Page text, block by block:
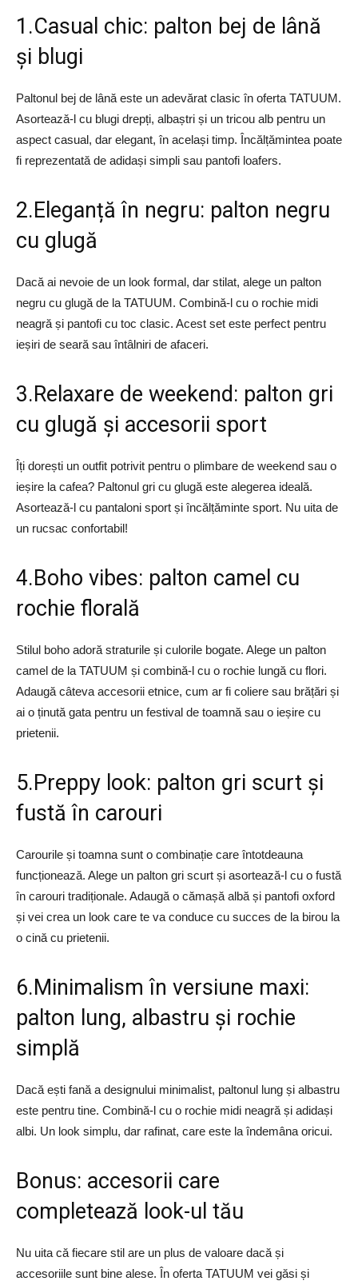
1.Casual chic: palton bej de lână
și blugi
Paltonul bej de lână este un adevărat clasic în oferta TATUUM.
Asortează-l cu blugi drepți, albaștri și un tricou alb pentru un
aspect casual, dar elegant, în același timp. Încălțămintea poate
fi reprezentată de adidași simpli sau pantofi loafers.
2.Eleganță în negru: palton negru
cu glugă
Dacă ai nevoie de un look formal, dar stilat, alege un palton
negru cu glugă de la TATUUM. Combină-l cu o rochie midi
neagră și pantofi cu toc clasic. Acest set este perfect pentru
ieșiri de seară sau întâlniri de afaceri.
3.Relaxare de weekend: palton gri
cu glugă și accesorii sport
Îți dorești un outfit potrivit pentru o plimbare de weekend sau o
ieșire la cafea? Paltonul gri cu glugă este alegerea ideală.
Asortează-l cu pantaloni sport și încălțăminte sport. Nu uita de
un rucsac confortabil!
4.Boho vibes: palton camel cu
rochie florală
Stilul boho adoră straturile și culorile bogate. Alege un palton
camel de la TATUUM și combină-l cu o rochie lungă cu flori.
Adaugă câteva accesorii etnice, cum ar fi coliere sau brățări și
ai o ținută gata pentru un festival de toamnă sau o ieșire cu
prietenii.
5.Preppy look: palton gri scurt și
fustă în carouri
Carourile și toamna sunt o combinație care întotdeauna
funcționează. Alege un palton gri scurt și asortează-l cu o fustă
în carouri tradiționale. Adaugă o cămașă albă și pantofi oxford
și vei crea un look care te va conduce cu succes de la birou la
o cină cu prietenii.
6.Minimalism în versiune maxi:
palton lung, albastru și rochie
simplă
Dacă ești fană a designului minimalist, paltonul lung și albastru
este pentru tine. Combină-l cu o rochie midi neagră și adidași
albi. Un look simplu, dar rafinat, care este la îndemâna oricui.
Bonus: accesorii care
completează look-ul tău
Nu uita că fiecare stil are un plus de valoare dacă și
accesoriile sunt bine alese. În oferta TATUUM vei găsi și